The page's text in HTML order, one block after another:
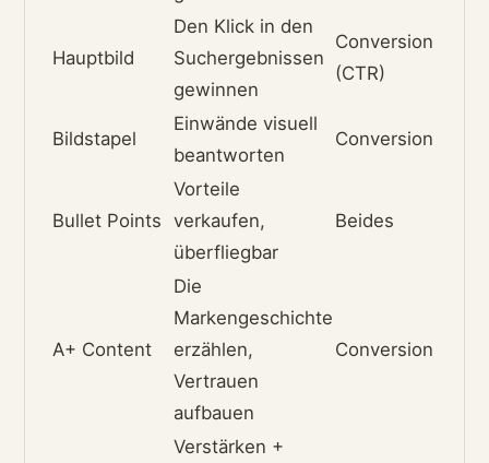
Hauptbild
Den Klick in den
Suchergebnissen
gewinnen
Conversion
(CTR)
Bildstapel
Einwände visuell
beantworten
Conversion
Bullet Points
Vorteile
verkaufen,
überfliegbar
Beides
A+ Content
Die
Markengeschichte
erzählen,
Vertrauen
aufbauen
Conversion
Verstärken +